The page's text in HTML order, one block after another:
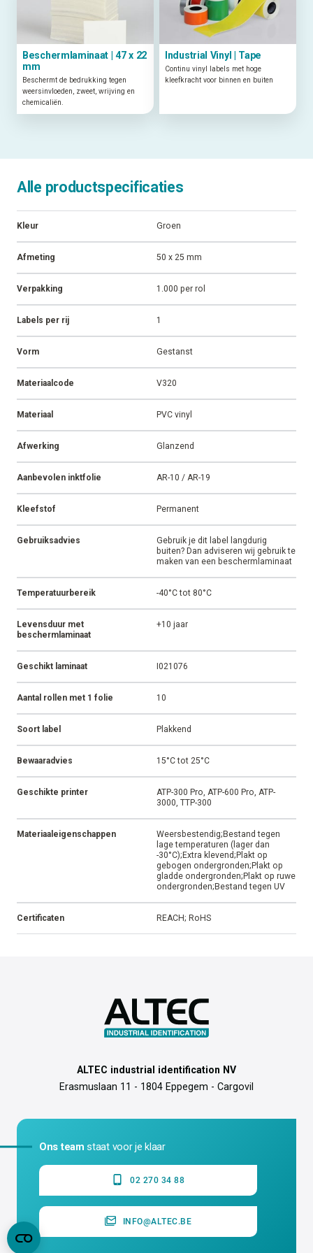
Beschermlaminaat | 47 x 22
mm
Beschermt de bedrukking tegen
weersinvloeden, zweet, wrijving en
chemicaliën.
Industrial Vinyl | Tape
Continu vinyl labels met hoge
kleefkracht voor binnen en buiten
Alle productspecificaties
Kleur Groen
Afmeting 50 x 25 mm
Verpakking 1.000 per rol
Labels per rij 1
Vorm Gestanst
Materiaalcode V320
Materiaal PVC vinyl
Afwerking Glanzend
Aanbevolen inktfolie AR-10 / AR-19
Kleefstof Permanent
Gebruiksadvies
Gebruik je dit label langdurig
buiten? Dan adviseren wij gebruik te
maken van een beschermlaminaat
Temperatuurbereik -40°C tot 80°C
Levensduur met
beschermlaminaat
+10 jaar
Geschikt laminaat I021076
Aantal rollen met 1 folie 10
Soort label Plakkend
Bewaaradvies 15°C tot 25°C
Geschikte printer
ATP-300 Pro, ATP-600 Pro, ATP-
3000, TTP-300
Materiaaleigenschappen
Weersbestendig;Bestand tegen
lage temperaturen (lager dan
-30°C);Extra klevend;Plakt op
gebogen ondergronden;Plakt op
gladde ondergronden;Plakt op ruwe
ondergronden;Bestand tegen UV
Certificaten REACH; RoHS
ALTEC industrial identification NV
Erasmuslaan 11 - 1804 Eppegem - Cargovil
Ons team staat voor je klaar
02 270 34 88
INFO@ALTEC.BE